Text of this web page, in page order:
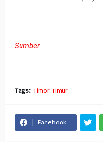
Sumber
Tags: Timor Timur
Facebook